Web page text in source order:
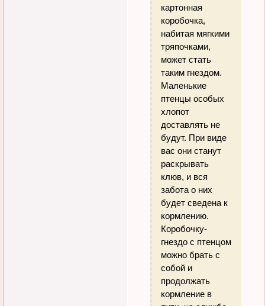
картонная
коробочка,
набитая мягкими
тряпочками,
может стать
таким гнездом.
Маленькие
птенцы особых
хлопот
доставлять не
будут. При виде
вас они станут
раскрывать
клюв, и вся
забота о них
будет сведена к
кормлению.
Коробочку-
гнездо с птенцом
можно брать с
собой и
продолжать
кормление в